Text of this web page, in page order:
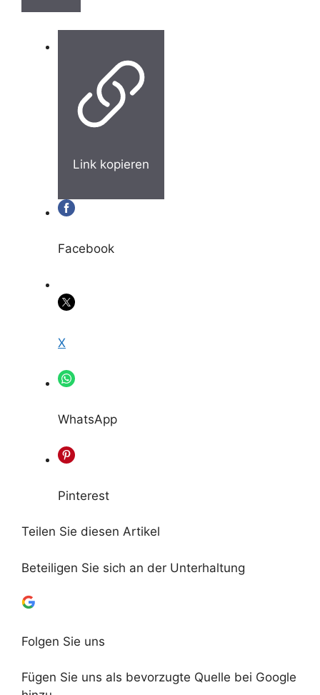
Link kopieren
Facebook
X
WhatsApp
Pinterest
Teilen Sie diesen Artikel
Beteiligen Sie sich an der Unterhaltung
Folgen Sie uns
Fügen Sie uns als bevorzugte Quelle bei Google